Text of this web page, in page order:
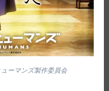
ーマンズ製作委員会